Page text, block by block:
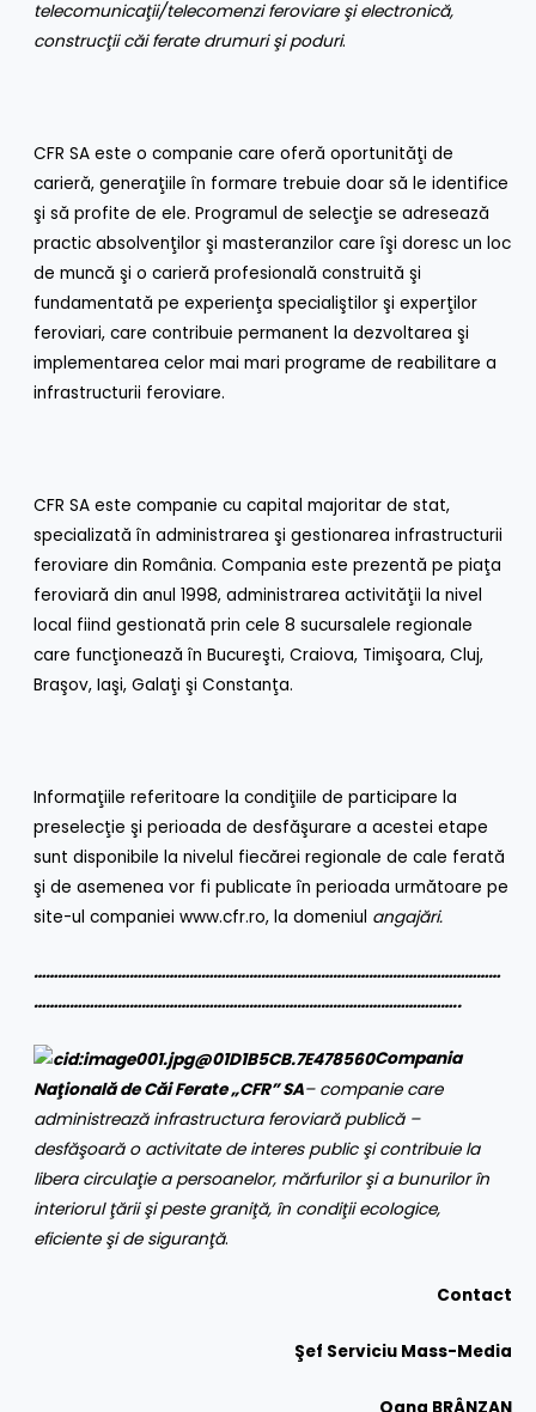
telecomunicaţii/telecomenzi feroviare şi electronică,
construcţii căi ferate drumuri şi poduri.
CFR SA este o companie care oferă oportunităţi de
carieră, generaţiile în formare trebuie doar să le identifice
şi să profite de ele. Programul de selecţie se adresează
practic absolvenţilor şi masteranzilor care îşi doresc un loc
de muncă şi o carieră profesională construită şi
fundamentată pe experienţa specialiştilor şi experţilor
feroviari, care contribuie permanent la dezvoltarea şi
implementarea celor mai mari programe de reabilitare a
infrastructurii feroviare.
CFR SA este companie cu capital majoritar de stat,
specializată în administrarea şi gestionarea infrastructurii
feroviare din România. Compania este prezentă pe piaţa
feroviară din anul 1998, administrarea activităţii la nivel
local fiind gestionată prin cele 8 sucursalele regionale
care funcţionează în Bucureşti, Craiova, Timişoara, Cluj,
Braşov, Iaşi, Galaţi şi Constanţa.
Informaţiile referitoare la condiţiile de participare la
preselecţie şi perioada de desfăşurare a acestei etape
sunt disponibile la nivelul fiecărei regionale de cale ferată
şi de asemenea vor fi publicate în perioada următoare pe
site-ul companieiwww.cfr.ro, la domeniul angajări.
………………………………………………………………………………………………………
……………………………………………………………………………………………..
Compania
Naţională de Căi Ferate „CFR” SA– companie care
administrează infrastructura feroviară publică –
desfăşoară o activitate de interes public şi contribuie la
libera circulaţie a persoanelor, mărfurilor şi a bunurilor în
interiorul ţării şi peste graniţă, în condiţii ecologice,
eficiente şi de siguranţă.
Contact
Şef Serviciu Mass-Media
Oana BRÂNZAN